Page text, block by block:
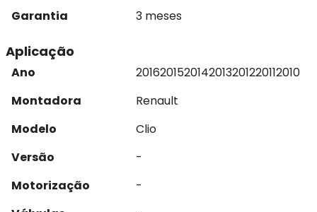
Garantia
3 meses
Aplicação
Ano 2016201520142013201220112010
Montadora
Renault
Modelo
Clio
Versão
-
Motorização
-